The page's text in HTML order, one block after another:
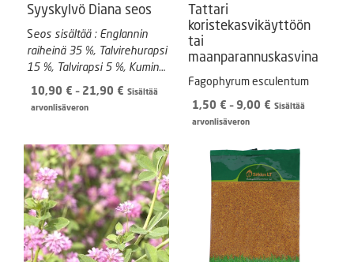
Syyskylvö Diana seos
Seos sisältää : Englannin
raiheinä 35 %, Talvirehurapsi
15 %, Talvirapsi 5 %, Kumina
10 %, Timotei 30 %,
Valkoapila 5 %
10,90 € – 21,90 € Hintaluokka:
Sisältää
arvonlisäveron
Tattari
koristekasvikäyttöön
tai
maanparannuskasvina
Fagophyrum esculentum
1,50 € – 9,00 € Hintaluokka:
9,00 €
Sisältää
arvonlisäveron